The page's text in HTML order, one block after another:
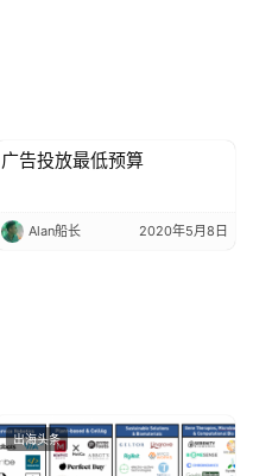
出海头条
广告投放最低预算
Alan船长 2020年5月8日
出海头条